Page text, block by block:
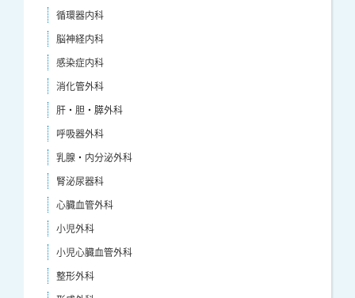
循環器内科
脳神経内科
感染症内科
消化管外科
肝・胆・膵外科
呼吸器外科
乳腺・内分泌外科
腎泌尿器科
心臓血管外科
小児外科
小児心臓血管外科
整形外科